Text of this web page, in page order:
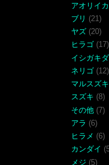
アオリイカ
ブリ (21)
ヤズ (20)
ヒラゴ (17)
イシガキ
ネリゴ (12)
マルスズキ
スズキ (8)
その他 (7)
アラ (6)
ヒラメ (6)
カンダイ
メジ (5)